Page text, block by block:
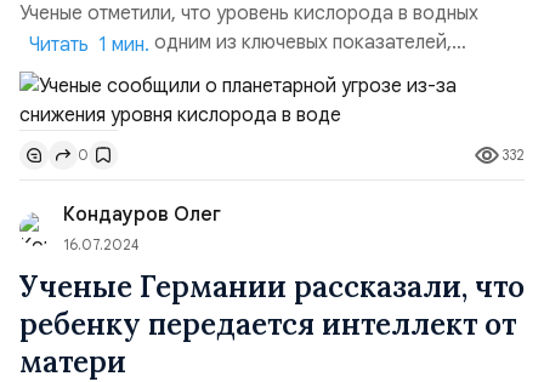
Ученые отметили, что уровень кислорода в водных
системах стал одним из ключевых показателей,
определяющих способность планеты поддерживать
жизнь человечества. По их словам, наблюдаемое
уменьшение содержания кислорода в пресноводных и
морских экосистемах представляет собой критически
важный процесс, влияющий на экологические и
социальные системы Земли.&n...
Читать 1 мин.
0 332
Кондауров Олег
16.07.2024
Ученые Германии рассказали, что
ребенку передается интеллект от
матери